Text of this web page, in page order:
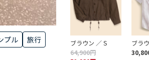
プル
旅行
ブラウン ／ S
64,900円
ブラ